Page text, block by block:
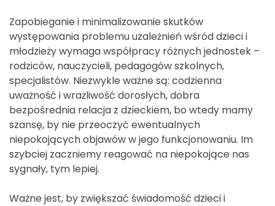
Zapobieganie i minimalizowanie skutków
występowania problemu uzależnień wśród dzieci i
młodzieży wymaga współpracy różnych jednostek –
rodziców, nauczycieli, pedagogów szkolnych,
specjalistów. Niezwykle ważne są: codzienna
uważność i wrażliwość dorosłych, dobra
bezpośrednia relacja z dzieckiem, bo wtedy mamy
szansę, by nie przeoczyć ewentualnych
niepokojących objawów w jego funkcjonowaniu. Im
szybciej zaczniemy reagować na niepokojące nas
sygnały, tym lepiej.
Ważne jest, by zwiększać świadomość dzieci i